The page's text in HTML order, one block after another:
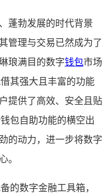
蓬勃发展的时代背景
管理与交易已然成为了
琅满目的数字钱包市场
其强大且丰富的功能
提供了高效、安全且贴
包自助功能的横空出
的动力，进一步将数字
。
的数字金融工具箱，